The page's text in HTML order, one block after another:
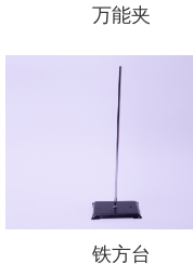
万能夹
铁方台